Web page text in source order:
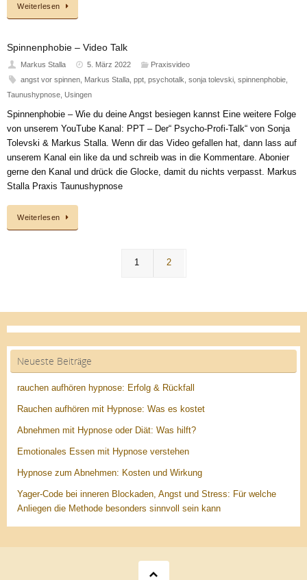
Weiterlesen
Spinnenphobie – Video Talk
Markus Stalla 5. März 2022
Praxisvideo
angst vor spinnen, Markus Stalla, ppt, psychotalk, sonja tolevski, spinnenphobie,
Taunushypnose, Usingen
Spinnenphobie – Wie du deine Angst besiegen kannst Eine weitere Folge
von unserem YouTube Kanal: PPT – Der“ Psycho-Profi-Talk“ von Sonja
Tolevski & Markus Stalla. Wenn dir das Video gefallen hat, dann lass auf
unserem Kanal ein like da und schreib was in die Kommentare. Abonier
gerne den Kanal und drück die Glocke, damit du nichts verpasst. Markus
Stalla Praxis Taunushypnose
Weiterlesen
1 2
Neueste Beiträge
rauchen aufhören hypnose: Erfolg & Rückfall
Rauchen aufhören mit Hypnose: Was es kostet
Abnehmen mit Hypnose oder Diät: Was hilft?
Emotionales Essen mit Hypnose verstehen
Hypnose zum Abnehmen: Kosten und Wirkung
Yager-Code bei inneren Blockaden, Angst und Stress: Für welche
Anliegen die Methode besonders sinnvoll sein kann